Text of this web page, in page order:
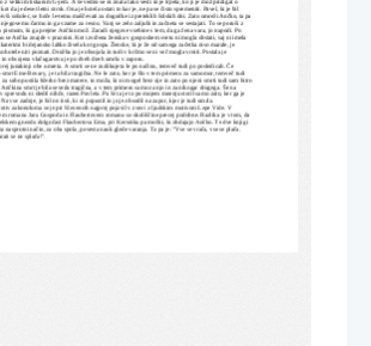
kot da je deset letni otrok. Ona je hotela ostati to kar je, ne pa se čisto spremeniti. Pavel, ki je bil
sošolec, se hoče le-temu maščevati za dogodke iz preteklih šolskih dni. Zato omreži Ančko, ta pa
njegovemu čarmu in ga vzame za resno. Vanj se zelo zaljubi in začneta se sestajati. To se poruši z
pismom, ki ga prejme Ančkin mož. Zaradi njegove vsebine s tem, da ga žena vara, jo napodi. Po
se Ančka znajde v praznini. Kot izvržena ženska v gosposkem svetu ni mogla obstati, saj ni imela
katerimi bi dejansko lahko živela kot gospa. Ženske, ki je že od samega začetka niso marale, je
hotele niti poznati. Družba jo je obsojala in tudi v krčmo se ni več mogla vrniti. Postala je
in obsojena vlačugarstva je po dveh dneh umrla v zaporu.
junakinji obe umreta. A smrti se ne razlikujeta le po načinu, temveč tudi po posledicah. Če
smrt Eme Bovary, je ta bila tragična. Ne le zato, ker je šlo v tem primeru za samomor, temveč tudi
za sabo pustila hčerko brez matere, in moža, ki ni mogel brez nje in zato po njeni smrti tudi sam hitro
smrt je bila seveda tragična, a v tem primeru samo za njo in za nikogar drugega. Še na
sprevodu ni sledil nihče, razen Pavleta. Pa še ta je to po mojem mnenju storil samo zato, ker ga je
Na vse zadnje, je bil on tisti, ki ni popustil in jo je obsodil na zapor, kjer je tudi umrla.
zakonoloma se je pri Slovencih najprej pojavil v zvezi z ljudskim motivom Lepe Vide. V
romanu Jara Gospoda in Flaubertovem romanu so okoliščine precej podobne. Razlika je v tem, da
gnezdu dolgočasi Flaubertova Ema, pri Kersniku pa moški, ki obdajajo Ančko. Te dve knjigi
nasprotni način, za oba spola, povesta nauk glede varanja. Ta pa je: ''Vse se vrača, vse se plača.
se ne splača!''.